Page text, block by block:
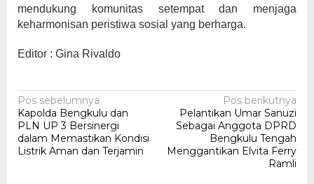
mendukung komunitas setempat dan menjaga
keharmonisan peristiwa sosial yang berharga.
Editor : Gina Rivaldo
Navigasi
pos
Pos sebelumnya
Kapolda Bengkulu dan
PLN UP 3 Bersinergi
dalam Memastikan Kondisi
Listrik Aman dan Terjamin
Pos berikutnya
Pelantikan Umar Sanuzi
Sebagai Anggota DPRD
Bengkulu Tengah
Menggantikan Elvita Ferry
Ramli